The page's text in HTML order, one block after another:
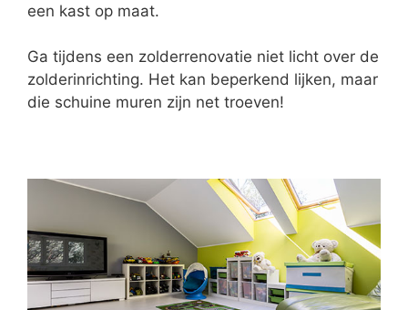
een kast op maat.
Ga tijdens een zolderrenovatie niet licht over de
zolderinrichting. Het kan beperkend lijken, maar
die schuine muren zijn net troeven!